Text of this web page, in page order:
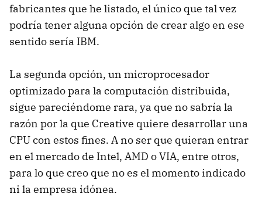
fabricantes que he listado, el único que tal vez
podría tener alguna opción de crear algo en ese
sentido sería IBM.
La segunda opción, un microprocesador
optimizado para la computación distribuida,
sigue pareciéndome rara, ya que no sabría la
razón por la que Creative quiere desarrollar una
CPUcon estos fines. A no ser que quieran entrar
en el mercado de Intel, AMD oVIA, entre otros,
para lo que creo que no es el momento indicado
ni la empresa idónea.